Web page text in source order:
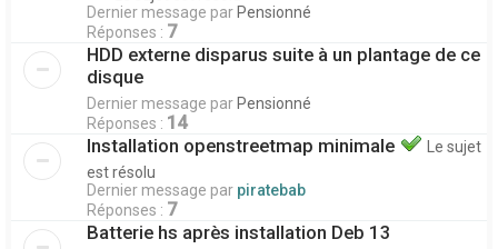
Dernier message par Pensionné
Réponses : 7
HDD externe disparus suite à un plantage de ce
disque
Dernier message par Pensionné
Réponses : 14
Installation openstreetmap minimale
Le sujet
est résolu
Dernier message par piratebab
Réponses : 7
Batterie hs après installation Deb 13